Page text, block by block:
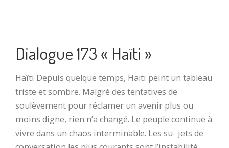
Dialogue 173 « Haïti »
Haîti Depuis quelque temps, Haïti peint un tableau
triste et sombre. Malgré des tentatives de
soulèvement pour réclamer un avenir plus ou
moins digne, rien n’a changé. Le peuple continue à
vivre dans un chaos interminable. Les su- jets de